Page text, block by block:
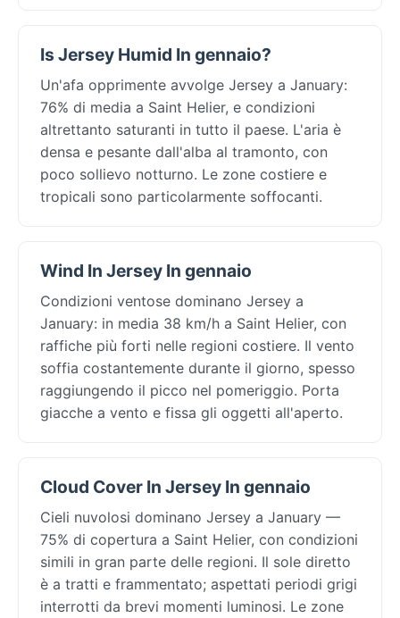
Is Jersey Humid In gennaio?
Un'afa opprimente avvolge Jersey a January:
76% di media a Saint Helier, e condizioni
altrettanto saturanti in tutto il paese. L'aria è
densa e pesante dall'alba al tramonto, con
poco sollievo notturno. Le zone costiere e
tropicali sono particolarmente soffocanti.
Wind In Jersey In gennaio
Condizioni ventose dominano Jersey a
January: in media 38 km/h a Saint Helier, con
raffiche più forti nelle regioni costiere. Il vento
soffia costantemente durante il giorno, spesso
raggiungendo il picco nel pomeriggio. Porta
giacche a vento e fissa gli oggetti all'aperto.
Cloud Cover In Jersey In gennaio
Cieli nuvolosi dominano Jersey a January —
75% di copertura a Saint Helier, con condizioni
simili in gran parte delle regioni. Il sole diretto
è a tratti e frammentato; aspettati periodi grigi
interrotti da brevi momenti luminosi. Le zone